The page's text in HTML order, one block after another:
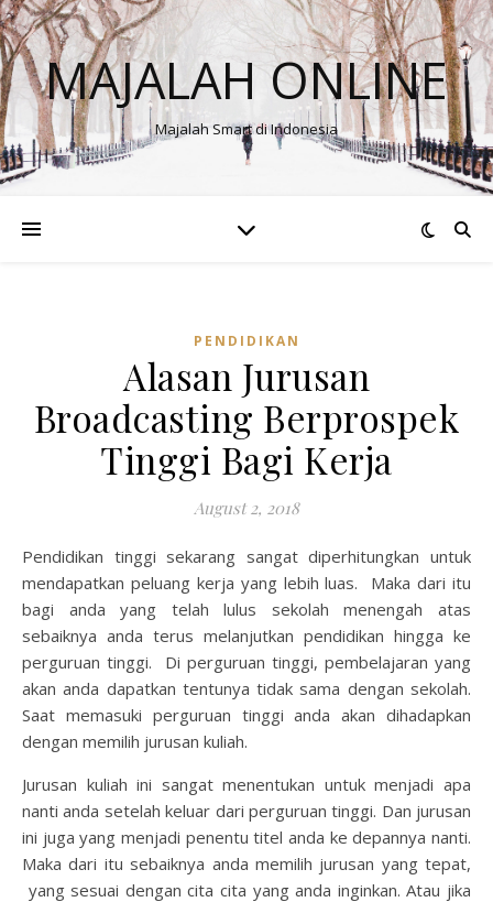
MAJALAH ONLINE
Majalah Smart di Indonesia
PENDIDIKAN
Alasan Jurusan
Broadcasting Berprospek
Tinggi Bagi Kerja
August 2, 2018
Pendidikan tinggi sekarang sangat diperhitungkan untuk
mendapatkan peluang kerja yang lebih luas. Maka dari itu
bagi anda yang telah lulus sekolah menengah atas
sebaiknya anda terus melanjutkan pendidikan hingga ke
perguruan tinggi. Di perguruan tinggi, pembelajaran yang
akan anda dapatkan tentunya tidak sama dengan sekolah.
Saat memasuki perguruan tinggi anda akan dihadapkan
dengan memilih jurusan kuliah.
Jurusan kuliah ini sangat menentukan untuk menjadi apa
nanti anda setelah keluar dari perguruan tinggi. Dan jurusan
ini juga yang menjadi penentu titel anda ke depannya nanti.
Maka dari itu sebaiknya anda memilih jurusan yang tepat,
yang sesuai dengan cita cita yang anda inginkan. Atau jika